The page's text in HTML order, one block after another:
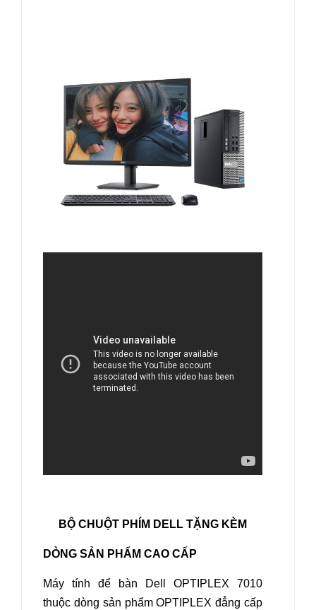
BỘ CHUỘT PHÍM DELL TẶNG KÈM
DÒNG SẢN PHẨM CAO CẤP
Máy tính để bàn Dell OPTIPLEX 7010
thuộc dòng sản phẩm OPTIPLEX đẳng cấp